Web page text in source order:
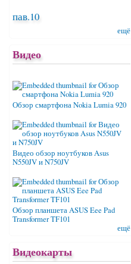
пав.10
ещё
Видео
Обзор смартфона Nokia Lumia 920
Видео обзор ноутбуков Asus
N550JV и N750JV
Обзор планшета ASUS Eee Pad
Transformer TF101
ещё
Видеокарты